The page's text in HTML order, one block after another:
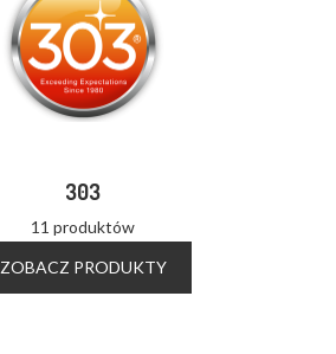
303
11 produktów
ZOBACZ PRODUKTY